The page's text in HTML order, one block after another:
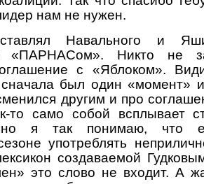
нам не нужен.
Навального и
«ПАРНАСом». Никто не
с «Яблоком».
был один «момент»
другим и про
то само собой всплывает
но я так понимаю, что
употреблять
создаваемой
это слово не входит. А